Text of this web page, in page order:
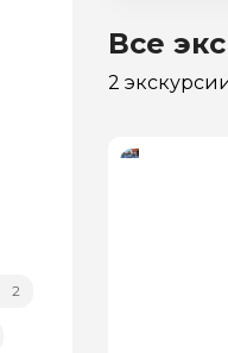
2
Все
2